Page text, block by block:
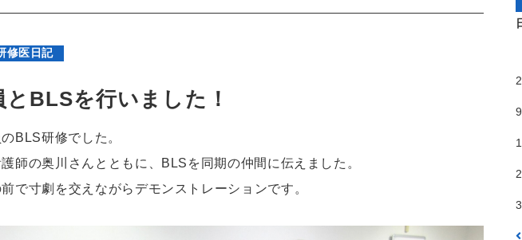
修医日記
とBLSを行いました！
BLS研修でした。
師の奥川さんとともに、BLSを同期の仲間に伝えました。
で寸劇を交えながらデモンストレーションです。
2
9